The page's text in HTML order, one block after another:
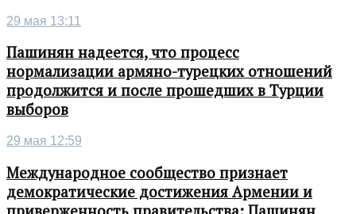
29 мая 13:11
Пашинян надеется, что процесс
нормализации армяно-турецких отношений
продолжится и после прошедших в Турции
выборов
29 мая 12:59
Международное сообщество признает
демократические достижения Армении и